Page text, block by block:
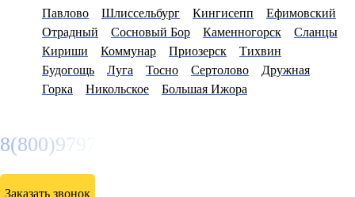
Павлово Шлиссельбург Кингисепп
Ефимовский
Отрадный
Сосновый Бор Каменногорск
Сланцы
Кириши
Коммунар Приозерск
Тихвин
Будогощь
Луга Тосно Сертолово
Дружная
Горка
Никольское Большая Ижора
8(800)9797043
Заказать звонок